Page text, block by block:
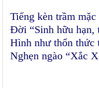
Tiếng kèn trầm
Đời “Sinh hữu hạn,
Hình như thổn thức
Nghẹn ngào “Xắc